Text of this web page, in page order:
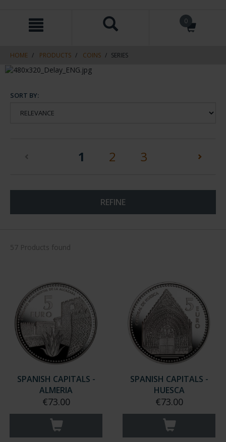
navigation
0
HOME PRODUCTS COINS SERIES
SORT BY:
1 (current)
2 3
REFINE
57 Products found
SPANISH CAPITALS -
ALMERIA
€73.00
SPANISH CAPITALS -
HUESCA
€73.00